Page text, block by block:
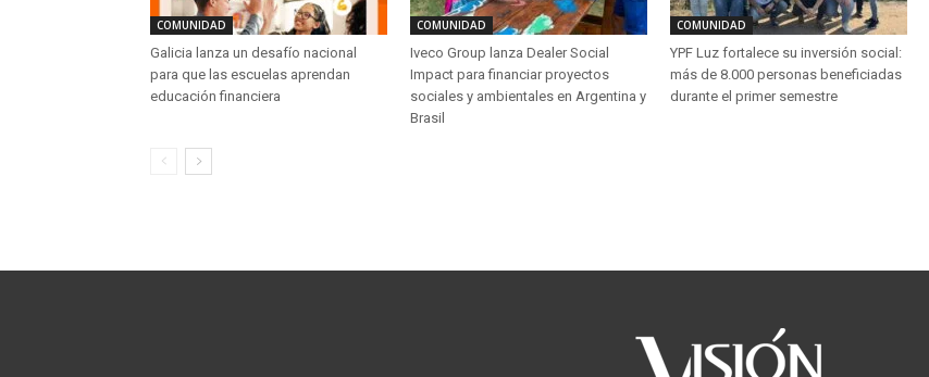
COMUNIDAD
Galicia lanza un desafío nacional
para que las escuelas aprendan
educación financiera
COMUNIDAD
Iveco Group lanza Dealer Social
Impact para financiar proyectos
sociales y ambientales en Argentina y
Brasil
COMUNIDAD
YPF Luz fortalece su inversión social:
más de 8.000 personas beneficiadas
durante el primer semestre